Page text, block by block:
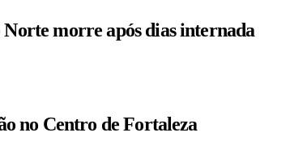
morre após dias internada
no Centro de Fortaleza